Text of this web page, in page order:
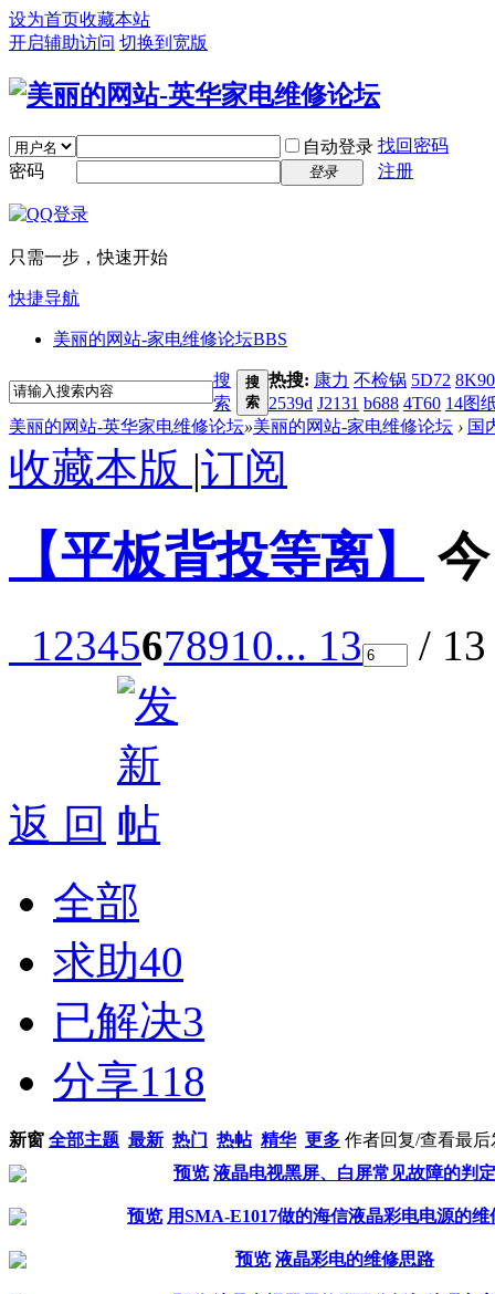
设为首页收藏本站
开启辅助访问 切换到宽版
自动登录 找回密码
密码
登录 注册
只需一步，快速开始
快捷导航
美丽的网站-家电维修论坛BBS
搜
索
搜
索
热搜: 康力 不检锅 5D72 8K90
2539d J2131 b688 4T60 14图
美丽的网站-英华家电维修论坛»美丽的网站-家电维修论坛 › 国
收藏本版 |订阅
【平板背投等离】
12345678910... 13 /
返 回
全部
求助40
已解决3
分享118
新窗 全部主题 最新 热门 热帖 精华 更多 作者回复/查看最后
预览 液晶电视黑屏、白屏常见故障的判定
预览 用SMA-E1017做的海信液晶彩电电源的维
预览 液晶彩电的维修思路